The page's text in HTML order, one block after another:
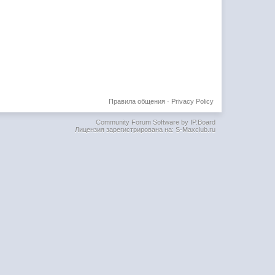
Privacy Policy
Правила общения·
Community Forum Software by IP.Board
Лицензия зарегистрирована на: S-Maxclub.ru